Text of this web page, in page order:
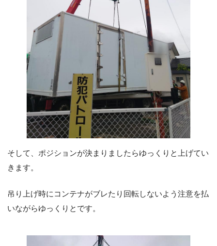
そして、ポジションが決まりましたらゆっくりと上げてい
きます。
吊り上げ時にコンテナがブレたり回転しないよう注意を払
いながらゆっくりとです。